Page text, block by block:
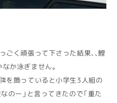
ごく頑張って下さった結果、、鯉
か泳ぎません。
を飾っていると小学生3人組の
のー」と言ってきたので「重た